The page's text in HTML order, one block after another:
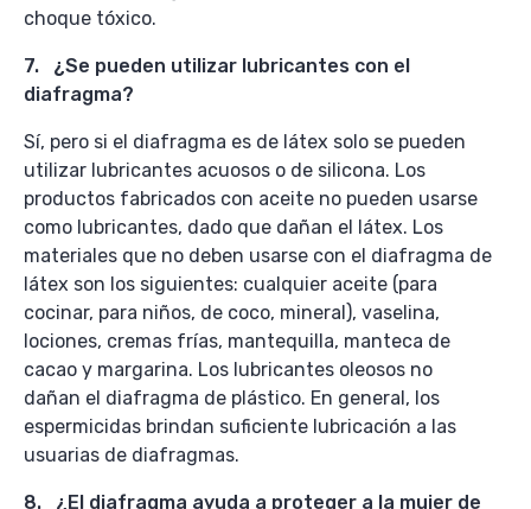
choque tóxico.
7. ¿Se pueden utilizar lubricantes con el
diafragma?
Sí, pero si el diafragma es de látex solo se pueden
utilizar lubricantes acuosos o de silicona. Los
productos fabricados con aceite no pueden usarse
como lubricantes, dado que dañan el látex. Los
materiales que no deben usarse con el diafragma de
látex son los siguientes: cualquier aceite (para
cocinar, para niños, de coco, mineral), vaselina,
lociones, cremas frías, mantequilla, manteca de
cacao y margarina. Los lubricantes oleosos no
dañan el diafragma de plástico. En general, los
espermicidas brindan suficiente lubricación a las
usuarias de diafragmas.
8. ¿El diafragma ayuda a proteger a la mujer de